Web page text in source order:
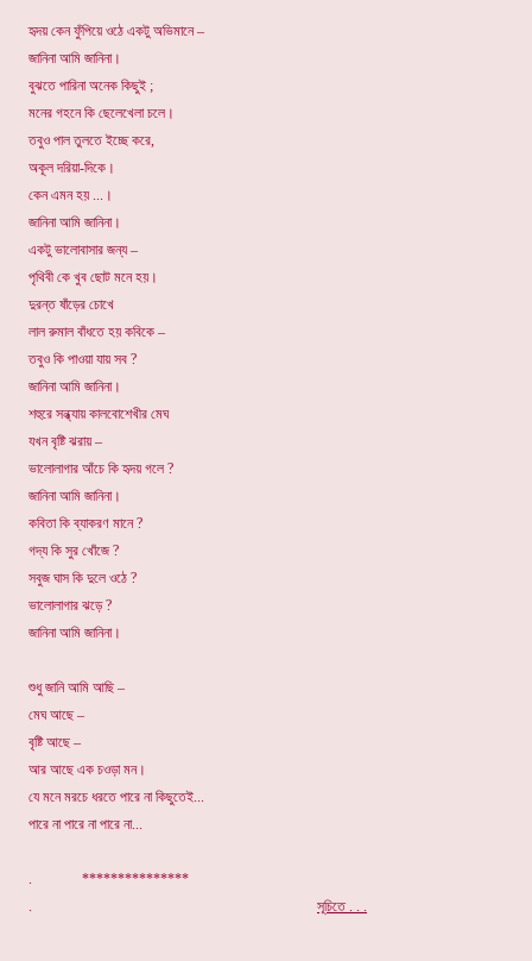
হৃদয় কেন ফুঁপিয়ে ওঠে একটু অভিমানে –
জানিনা আমি জানিনা।
বুঝতে পারিনা অনেক কিছুই ;
মনের গহনে কি ছেলেখেলা চলে।
তবুও পাল তুলতে ইচ্ছে করে,
অকূল দরিয়া-দিকে।
কেন এমন হয় ...।
জানিনা আমি জানিনা।
একটু ভালোবাসার জন্য –
পৃথিবী কে খুব ছোট মনে হয়।
দুরন্ত ষাঁড়ের চোখে
লাল রুমাল বাঁধতে হয় কবিকে –
তবুও কি পাওয়া যায় সব ?
জানিনা আমি জানিনা।
শহুরে সন্ধ্যায় কালবোশেখীর মেঘ
যখন বৃষ্টি ঝরায় –
ভালোলাগার আঁচে কি হৃদয় গলে ?
জানিনা আমি জানিনা।
কবিতা কি ব্যাকরণ মানে ?
গদ্য কি সুর খোঁজে ?
সবুজ ঘাস কি দুলে ওঠে ?
ভালোলাগার ঝড়ে ?
জানিনা আমি জানিনা।
শুধু জানি আমি আছি –
মেঘ আছে –
বৃষ্টি আছে –
আর আছে এক চওড়া মন।
যে মনে মরচে ধরতে পারে না কিছুতেই...
পারে না পারে না পারে না...
. ***************
. সূচিতে . . .